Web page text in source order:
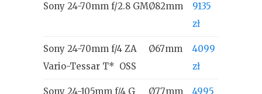
Sony 24-70mm f/2.8 GMØ82mm
9135
zł
Sony 24-70mm f/4 ZA
Vario-Tessar T* OSS
Ø67mm
4099
zł
Sony 24-105mm f/4 G Ø77mm 4995